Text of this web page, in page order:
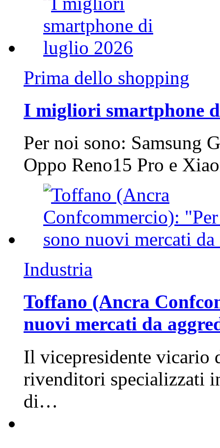
Prima dello shopping
I migliori smartphone
Per noi sono: Samsung
Oppo Reno15 Pro e
Industria
Toffano (Ancra
nuovi mercati da
Il vicepresidente vicario
rivenditori specializzati
di…